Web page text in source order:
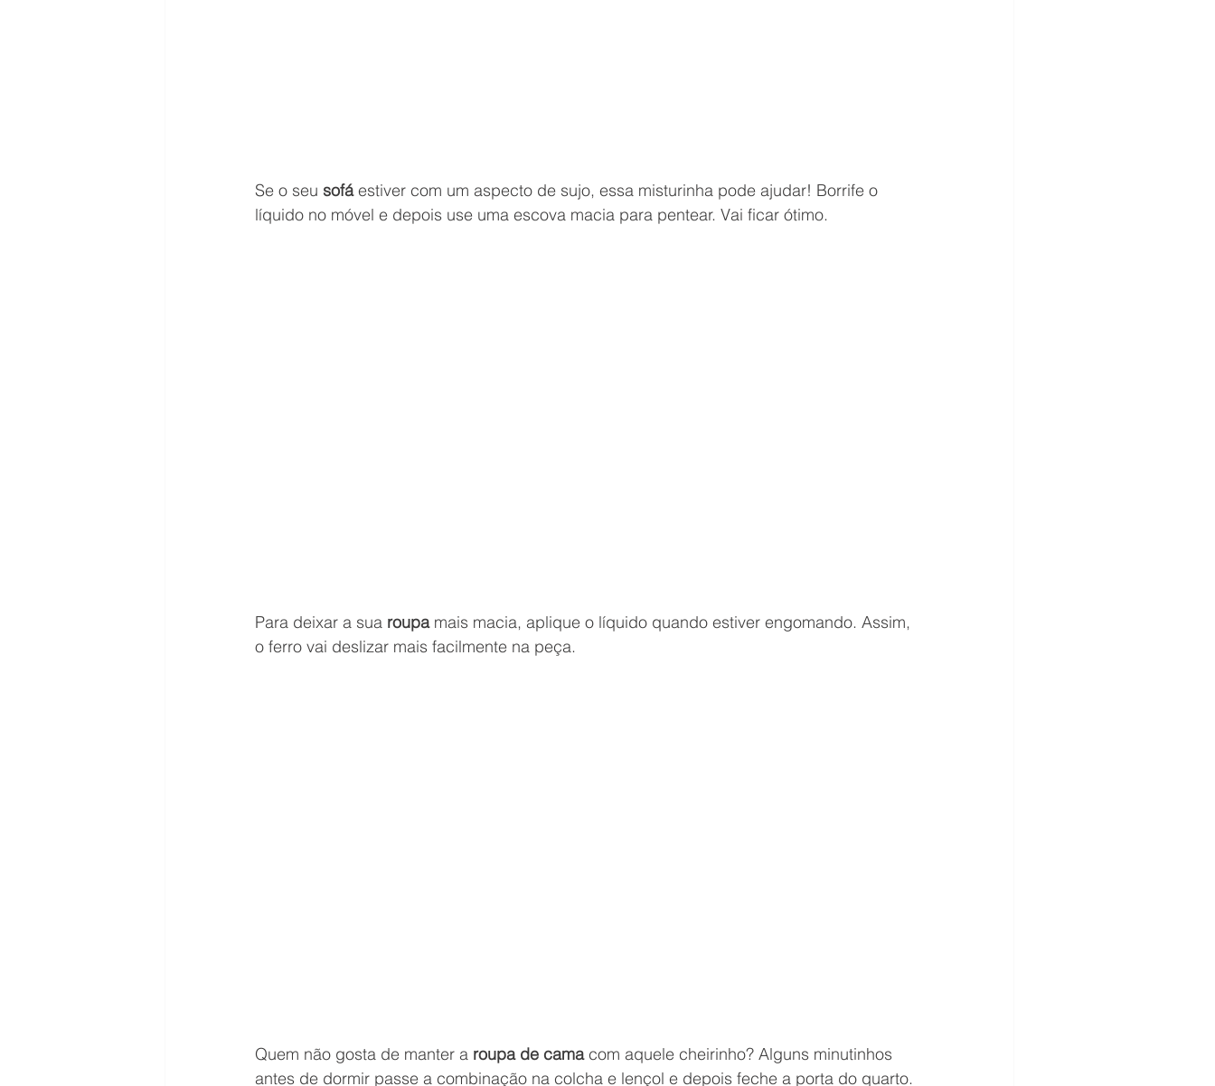
Se o seu sofá estiver com um aspecto de sujo, essa misturinha pode ajudar! Borrife o
líquido no móvel e depois use uma escova macia para pentear. Vai ficar ótimo.
Para deixar a sua roupa mais macia, aplique o líquido quando estiver engomando. Assim,
o ferro vai deslizar mais facilmente na peça.
Quem não gosta de manter a roupa de cama com aquele cheirinho? Alguns minutinhos
antes de dormir passe a combinação na colcha e lençol e depois feche a porta do quarto.